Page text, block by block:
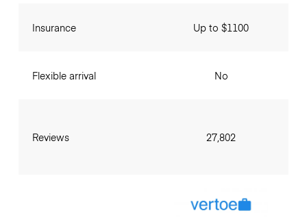
Insurance
Flexible arrival
Reviews
Up to $1100
No
27,802